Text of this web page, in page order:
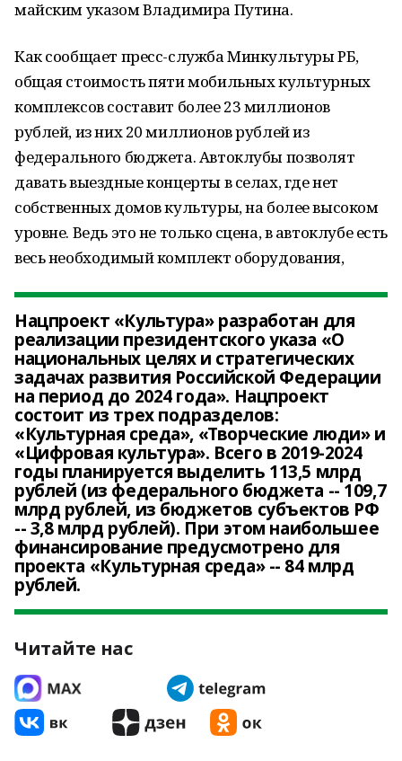
майским указом Владимира Путина.
Как сообщает пресс-служба Минкультуры РБ,
общая стоимость пяти мобильных культурных
комплексов составит более 23 миллионов
рублей, из них 20 миллионов рублей из
федерального бюджета. Автоклубы позволят
давать выездные концерты в селах, где нет
собственных домов культуры, на более высоком
уровне. Ведь это не только сцена, в автоклубе есть
весь необходимый комплект оборудования,
Нацпроект «Культура» разработан для
реализации президентского указа «О
национальных целях и стратегических
задачах развития Российской Федерации
на период до 2024 года». Нацпроект
состоит из трех подразделов:
«Культурная среда», «Творческие люди» и
«Цифровая культура». Всего в 2019-2024
годы планируется выделить 113,5 млрд
рублей (из федерального бюджета -- 109,7
млрд рублей, из бюджетов субъектов РФ
-- 3,8 млрд рублей). При этом наибольшее
финансирование предусмотрено для
проекта «Культурная среда» -- 84 млрд
рублей.
Читайте нас